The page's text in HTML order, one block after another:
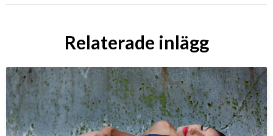
Relaterade inlägg